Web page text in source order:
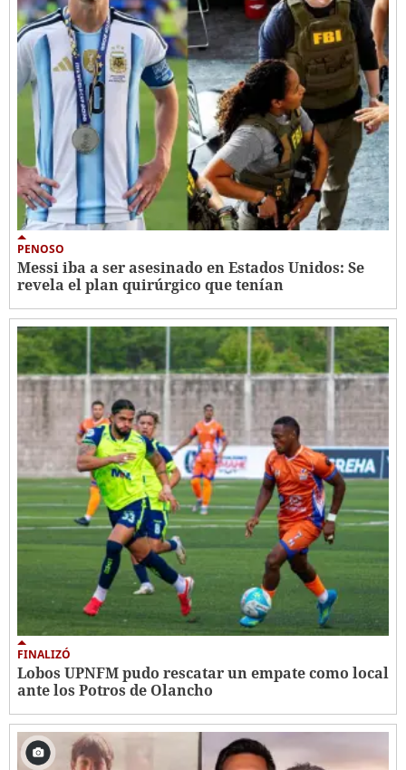
PENOSO
Messi iba a ser asesinado en Estados Unidos: Se
revela el plan quirúrgico que tenían
FINALIZÓ
Lobos UPNFM pudo rescatar un empate como local
ante los Potros de Olancho